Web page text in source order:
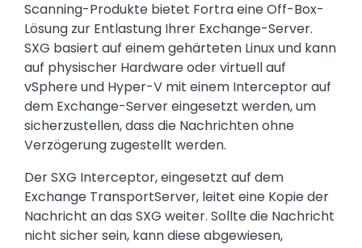
Scanning-Produkte bietet Fortra eine Off-Box-
Lösung zur Entlastung Ihrer Exchange-Server.
SXG basiert auf einem gehärteten Linux und kann
auf physischer Hardware oder virtuell auf
vSphere und Hyper-V mit einem Interceptor auf
dem Exchange-Server eingesetzt werden, um
sicherzustellen, dass die Nachrichten ohne
Verzögerung zugestellt werden.
Der SXG Interceptor, eingesetzt auf dem
Exchange TransportServer, leitet eine Kopie der
Nachricht an das SXG weiter. Sollte die Nachricht
nicht sicher sein, kann diese abgewiesen,